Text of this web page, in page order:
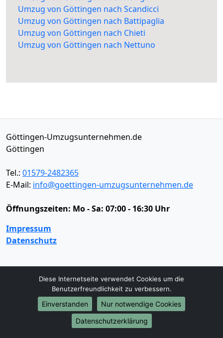
Umzug von Göttingen nach Scandicci
Umzug von Göttingen nach Battipaglia
Umzug von Göttingen nach Chieti
Umzug von Göttingen nach Nettuno
Göttingen-Umzugsunternehmen.de
Göttingen
Tel.: 01579-2482365
E-Mail: info@goettingen-umzugsunternehmen.de
Öffnungszeiten: Mo - Sa: 07:00 - 16:30 Uhr
Impressum
Datenschutz
Umzugsservice
Umzugsservice Behördenumzug
Büroumzug
Fernumzug
Firmenumzug
Laborumzug
Praxisumzug
Privatumzug
Studentenumzug
Beiladung
Diese Internetseite verwendet Cookies um die
Benutzerfreundlichkeit zu verbessern.
Einverstanden
Nur notwendige Cookies
Datenschutzerklärung